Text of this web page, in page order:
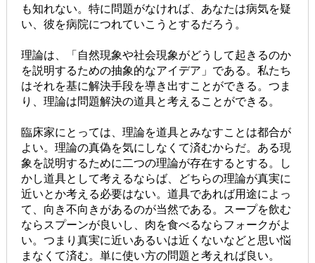
も知れない。特に問題がなければ、あなたは病気を疑
い、彼を病院につれていこうとするだろう。
理論は、「自然現象や社会現象がどうして起きるのか
を説明するための抽象的なアイデア」である。私たち
はそれを基に解決手段を導き出すことができる。つま
り、理論は問題解決の道具と考えることができる。
臨床家にとっては、理論を道具とみなすことは都合が
よい。理論の真偽を気にしなくて済むからだ。ある現
象を説明するために二つの理論が存在するとする。し
かし道具として考えるならば、どちらの理論が真実に
近いとか考える必要はない。道具であれば用途によっ
て、向き不向きがあるのが当然である。スープを飲む
ならスプーンが良いし、肉を食べるならフォークがよ
い。つまり真実に近いあるいは近くないなどと思い悩
まなくて済む。単に使い方の問題と考えれば良い。